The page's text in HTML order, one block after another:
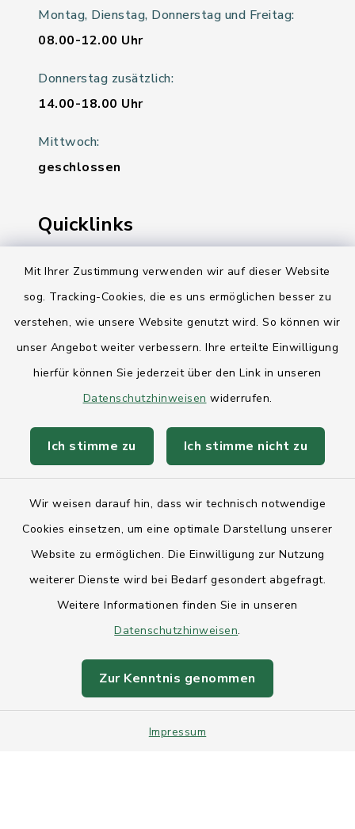
Mit Ihrer Zustimmung verwenden wir auf dieser Website
sog. Tracking-Cookies, die es uns ermöglichen besser zu
verstehen, wie unsere Website genutzt wird. So können wir
unser Angebot weiter verbessern. Ihre erteilte Einwilligung
hierfür können Sie jederzeit über den Link in unseren
Datenschutzhinweisen widerrufen.
Ich stimme zu Ich stimme nicht zu
Wir weisen darauf hin, dass wir technisch notwendige
Cookies einsetzen, um eine optimale Darstellung unserer
Website zu ermöglichen. Die Einwilligung zur Nutzung
weiterer Dienste wird bei Bedarf gesondert abgefragt.
Weitere Informationen finden Sie in unseren
Datenschutzhinweisen.
Zur Kenntnis genommen
Impressum
Montag, Dienstag, Donnerstag und Freitag:
08.00-12.00 Uhr
Donnerstag zusätzlich:
14.00-18.00 Uhr
Mittwoch:
geschlossen
Quicklinks
Landesregierung Schleswig-Holstein
Kreis Rendsburg-Eckernförde
AktivRegion Mittelholstein
Kontakt
Anfahrt
Barrierefreiheit
Datenschutz
Sitemap
Intranet